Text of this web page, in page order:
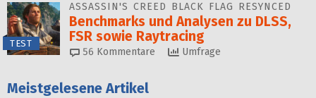
TEST
ASSASSIN'S CREED BLACK FLAG RESYNCED
Benchmarks und Analysen zu DLSS,
FSR sowie Raytracing
56 Kommentare Umfrage
Meistgelesene Artikel